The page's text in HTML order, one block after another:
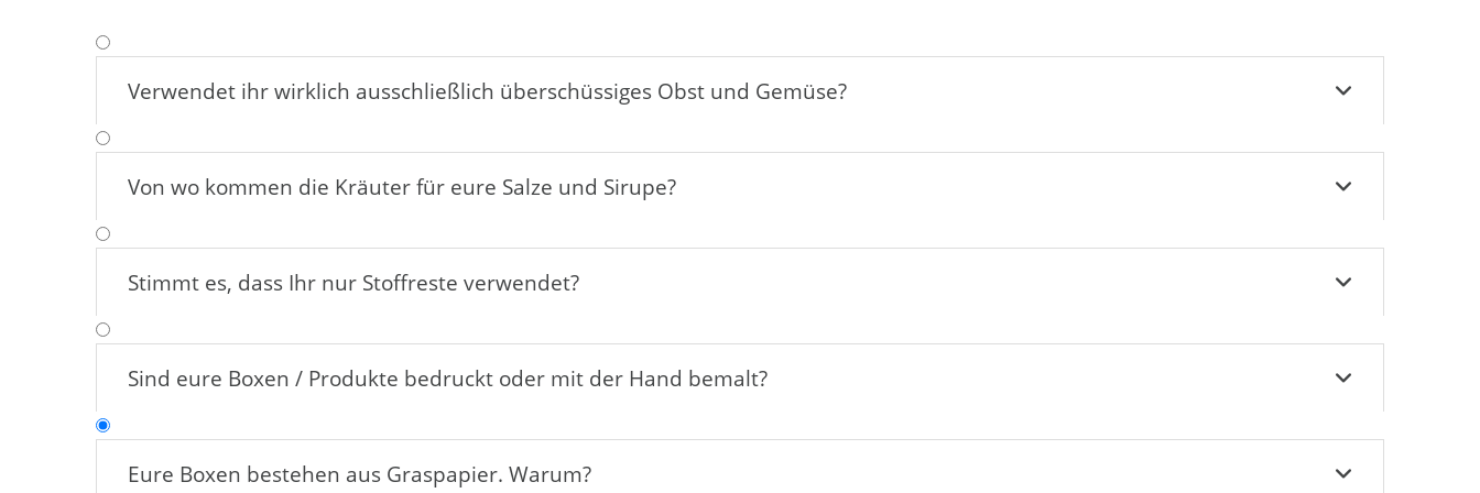
Verwendet ihr wirklich ausschließlich überschüssiges Obst und Gemüse? 
Von wo kommen die Kräuter für eure Salze und Sirupe? 
Stimmt es, dass Ihr nur Stoffreste verwendet? 
Sind eure Boxen / Produkte bedruckt oder mit der Hand bemalt? 
Eure Boxen bestehen aus Graspapier. Warum? 